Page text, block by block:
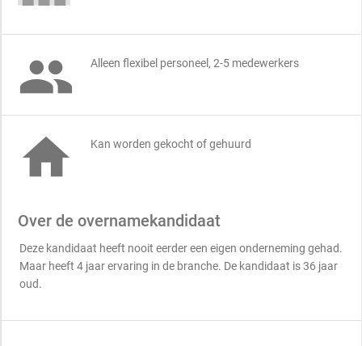
 Alleen flexibel personeel, 2-5 medewerkers
 Kan worden gekocht of gehuurd
Over de overnamekandidaat
Deze kandidaat heeft nooit eerder een eigen onderneming gehad.
Maar heeft 4 jaar ervaring in de branche. De kandidaat is 36 jaar
oud.